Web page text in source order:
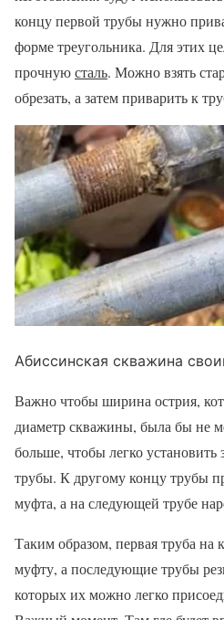
концу первой трубы нужно
форме треугольника. Для этих
прочнуюсталь. Можно взять
обрезать, а затем приварить к
Абиссинская скважина
Важно чтобы ширина острия,
диаметр скважины, была бы не
больше, чтобы легко
трубы. К другому концу трубы
муфта, а на следующей трубе
Таким образом, первая труба на
муфту, а последующие трубы
которых их можно легко